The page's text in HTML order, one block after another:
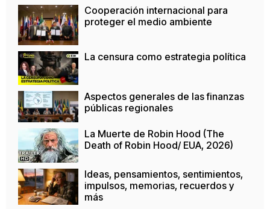
Cooperación internacional para
proteger el medio ambiente
La censura como estrategia política
Aspectos generales de las finanzas
públicas regionales
La Muerte de Robin Hood (The
Death of Robin Hood/ EUA, 2026)
Ideas, pensamientos, sentimientos,
impulsos, memorias, recuerdos y
más